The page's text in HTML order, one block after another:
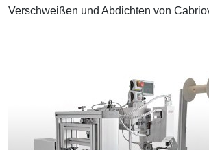
Verschweißen und Abdichten von